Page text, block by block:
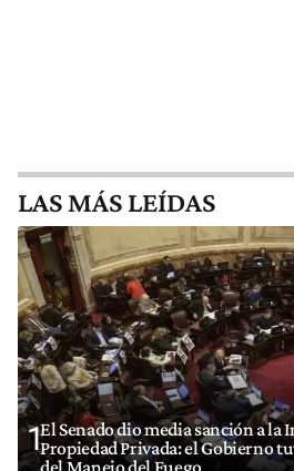
LAS MÁS LEÍDAS
1El Senado dio media sanción a la
Propiedad Privada: el Gobierno
del Manejo del Fuego